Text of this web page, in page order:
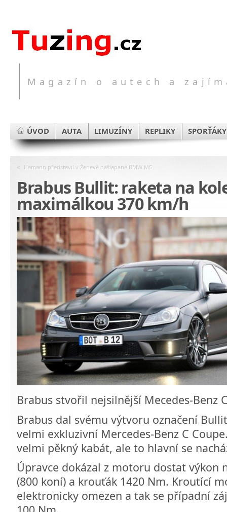
Magazín o autech a
ÚVOD AUTA LIMUZÍNY REPLIKY SPORŤÁKY
« Hamann představil v Ženevě našlapané BMW M5
Brabus Bullit: raketa na
maximálkou 370 km/h
Brabus stvořil nejsilnější Mecedes-Benz
Brabus dal svému výtvoru označení
velmi exkluzivní Mercedes-Benz C
velmi pěkný kabát, ale to hlavní se
Úpravce dokázal z motoru dostat výkon
(800 koní) a krouťák 1420 Nm. Kroutící
elektronicky omezen a tak se případní